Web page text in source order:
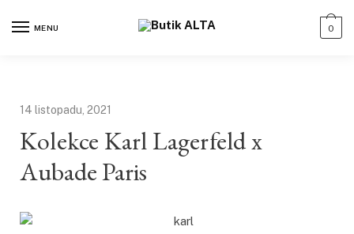
MENU 0
14 listopadu, 2021
Kolekce Karl Lagerfeld x
Aubade Paris